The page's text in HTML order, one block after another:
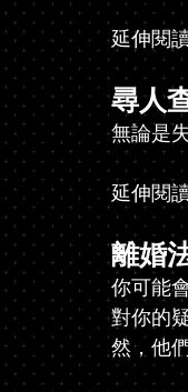
延伸閱
尋人
無論是
延伸閱
離婚
你可能
對你的
然，他